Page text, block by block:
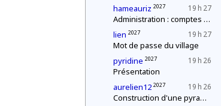
19 h 27
hameauriz 2027
Administration : comptes annuels
19 h 27
lien 2027
Mot de passe du village
19 h 26
pyridine 2027
Présentation
19 h 26
aurelien12 2027
Construction d'une pyramide